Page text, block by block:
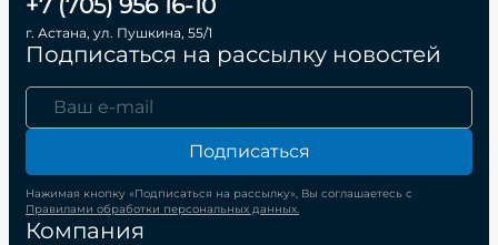
Компания
г. Астана, ул. Пушкина, 55/1
Подписаться на рассылку новостей
Подписаться
Нажимая кнопку «Подписаться на рассылку», Вы соглашаетесь с
Правилами обработки персональных данных.